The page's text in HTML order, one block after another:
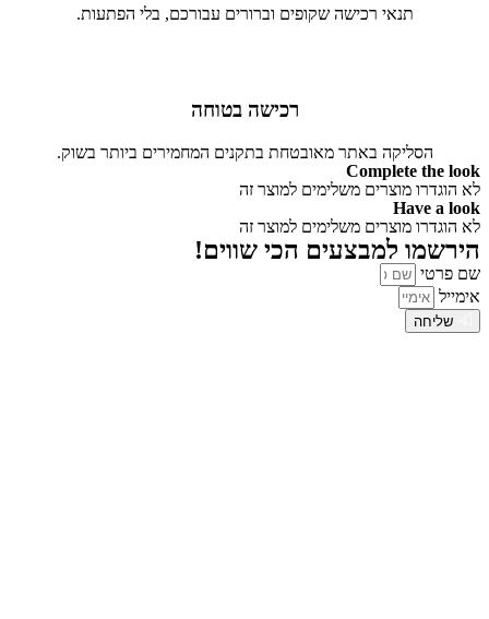
תנאי רכישה שקופים וברורים עבורכם, בלי הפתעות.
רכישה בטוחה
הסליקה באתר מאובטחת בתקנים המחמירים ביותר בשוק.
Complete the look
לא הוגדרו מוצרים משלימים למוצר זה
Have a look
לא הוגדרו מוצרים משלימים למוצר זה
הירשמו למבצעים הכי שווים!
שם פרטי
אימייל
שליחה